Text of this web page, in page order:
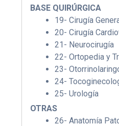
BASE QUIRÚRGICA
19- Cirugía
20- Cirugía
21- Neurocirugía
22- Ortopedia y
23-
24-
25- Urología
OTRAS
26- Anatomía